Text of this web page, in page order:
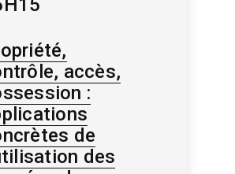
accès,
:
de
des